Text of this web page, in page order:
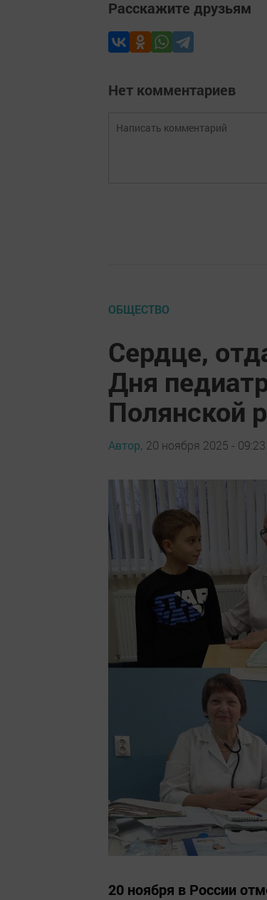
Расскажите друзьям
Нет комментариев
ОБЩЕСТВО
Сердце,
Дня
Полянской
Автор, 20 ноября 2025 - 09:23
20 ноября в России